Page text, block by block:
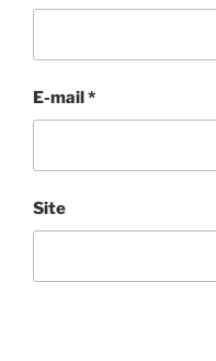
E-mail*
Site